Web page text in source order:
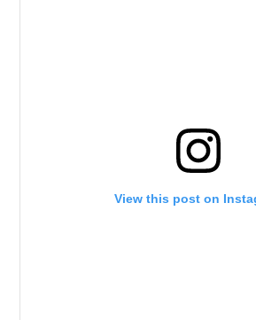
View this post on